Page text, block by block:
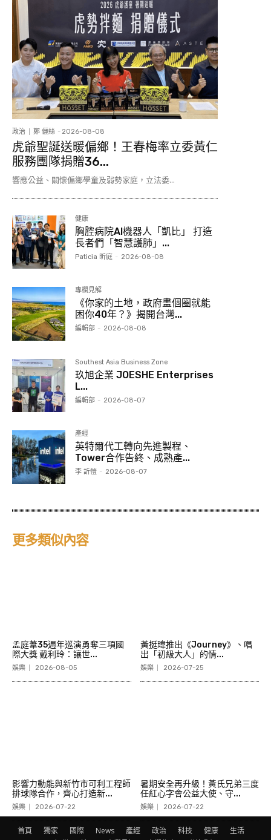
政治 鄭 儷絲 - 2026-08-08
虎爺聖誕送暖偏鄉！王春梅率立委黃仁
服務團隊捐贈36...
響應公益、關懷偏鄉學童及弱勢家庭，立法委...
健康
胸腔病院AI機器人「凱比」 打造
長者們「智慧護肺」...
Paticia 昕庭 - 2026-08-08
專欄見解
《你家的土地，政府畫個圈就能
困你40年？》揭開台灣...
編輯部 - 2026-08-08
Southest Asia Business Zone
玖旭企業 JOESHE Enterprises
L...
編輯部 - 2026-08-07
產經
英特爾代工轉向先進製程、
Tower合作告終、成熟產...
李 訢愷 - 2026-08-07
更多類似內容
孟庭葦35週年巡演勇奪三項國
際大獎 戴利玲：讓世...
娛樂 2026-08-05
黃挺瑋推出《Journey》、唱
出「初級大人」的情...
娛樂 2026-07-25
影響力動能與新竹市可利工程師
排球隊合作，齊心打造新...
娛樂 2026-07-22
暑期安全再升級！黃氏兄弟三度
任紅心字會公益大使、守...
娛樂 2026-07-22
首頁 獨家 國際 News 產經 政治 科技 健康
生活